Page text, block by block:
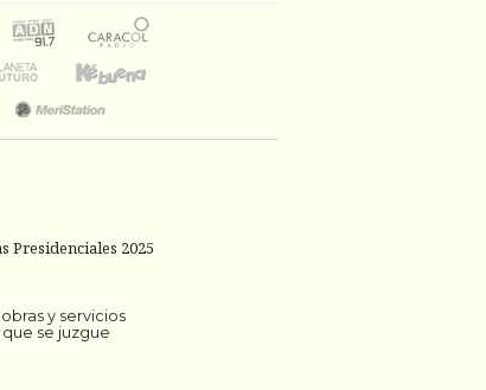
Presidenciales 2025
y servicios
se juzgue